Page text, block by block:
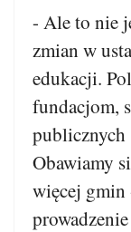
- Ale to nie
zmian w
edukacji.
fundacjom,
publicznych
Obawiamy
więcej gmin